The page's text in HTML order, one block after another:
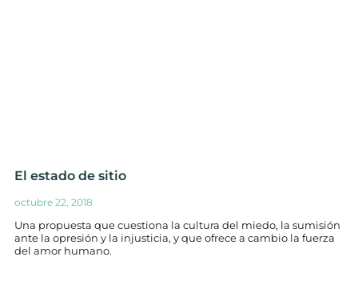
El estado de sitio
octubre 22, 2018
Una propuesta que cuestiona la cultura del miedo, la sumisión
ante la opresión y la injusticia, y que ofrece a cambio la fuerza
del amor humano.